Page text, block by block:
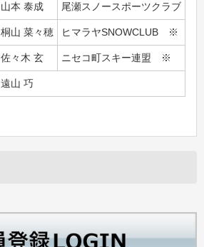
山本 泰成 尾瀬スノースポーツクラブ
桐山 菜々穂 ヒマラヤSNOWCLUB ※
佐々木 玄 ニセコ町スキー連盟 ※
遠山 巧